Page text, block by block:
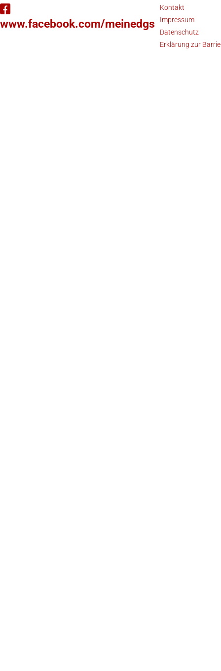
www.facebook.com/meinedgs
Kontakt
Impressum
Datenschutz
Erklärung zur